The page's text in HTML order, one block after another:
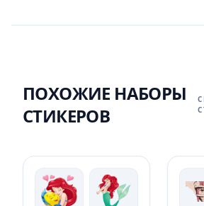
ПОХОЖИЕ НАБОРЫ
СТИКЕРОВ